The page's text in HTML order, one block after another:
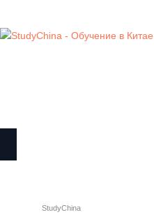
StudyChina